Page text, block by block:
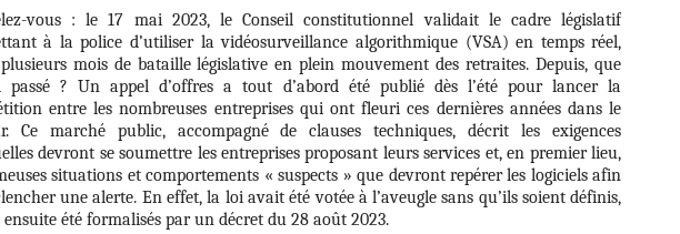
vous : le 17 mai 2023, le Conseil constitutionnel validait le cadre législatif
à la police d’utiliser la vidéosurveillance algorithmique (VSA) en temps réel,
mois de bataille législative en plein mouvement des retraites. Depuis, que
il passé ? Un appel d’offres a tout d’abord été publié dès l’été pour lancer la
entre les nombreuses entreprises qui ont fleuri ces dernières années dans le
Ce marché public, accompagné de clauses techniques, décrit les exigences
devront se soumettre les entreprises proposant leurs services et, en premier lieu,
situations et comportements « suspects » que devront repérer les logiciels afin
une alerte. En effet, la loi avait été votée à l’aveugle sans qu’ils soient définis,
été formalisés par un décret du 28 août 2023.